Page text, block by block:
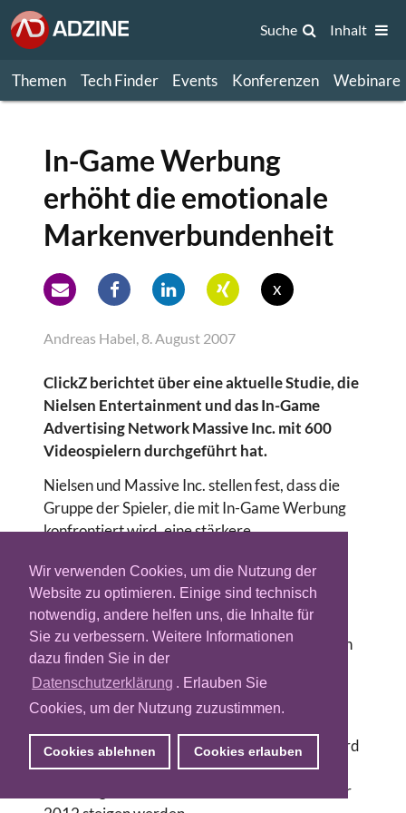
Wir verwenden Cookies, um die Nutzung der
Website zu optimieren. Einige sind technisch
notwendig, andere helfen uns, die Inhalte für
Sie zu verbessern. Weitere Informationen
dazu finden Sie in der
Datenschutzerklärung . Erlauben Sie
Cookies, um der Nutzung zuzustimmen.
Cookies ablehnen Cookies erlauben
Themen Tech Finder Events Konferenzen Webinare
Suche Inhalt
In-Game Werbung
erhöht die emotionale
Markenverbundenheit
x
Andreas Habel, 8. August 2007
ClickZ berichtet über eine aktuelle Studie, die
Nielsen Entertainment und das In-Game
Advertising Network Massive Inc. mit 600
Videospielern durchgeführt hat.
Nielsen und Massive Inc. stellen fest, dass die
Gruppe der Spieler, die mit In-Game Werbung
konfrontiert wird, eine stärkere
Kontrollgruppe. Die Erklärung dafür liegt bei
der emotionalen Verknüpfung zwischen dem
Spiel und der beworbenen Marke. Der Spieler
ist aktiv ins Spielgeschehen involviert. Dadurch
werden Emotionen assoziativ auf die
beworbene Marke übertragen. So kann Fast-
Food „cool“ werden.
Nach der Vorhersage der Parks Associates wird
erwartet, dass die Ausgaben für In-Game
Werbung auf 2Billionen US Dollar bis zum Jahr